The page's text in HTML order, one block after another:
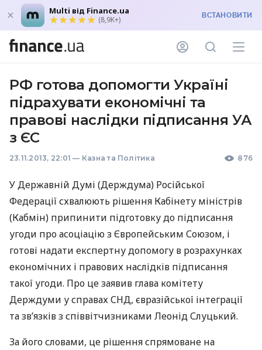
Multi від Finance.ua
(8,9K+) ВСТАНОВИТИ
РФ готова допомогти Україні
підрахувати економічні та
правові наслідки підписання УА
з ЄС
23.11.2013, 22:01 — Казна та Політика 876
У Державній Думі (Держдума) Російської
Федерації схвалюють рішення Кабінету міністрів
(Кабмін) припинити підготовку до підписання
угоди про асоціацію з Європейським Союзом, і
готові надати експертну допомогу в розрахунках
економічних і правових наслідків підписання
такої угоди. Про це заявив глава комітету
Держдуми у справахСНД, євразійської інтеграції
та зв’язків з співвітчизниками Леонід Слуцький.
За його словами, це рішення спрямоване на